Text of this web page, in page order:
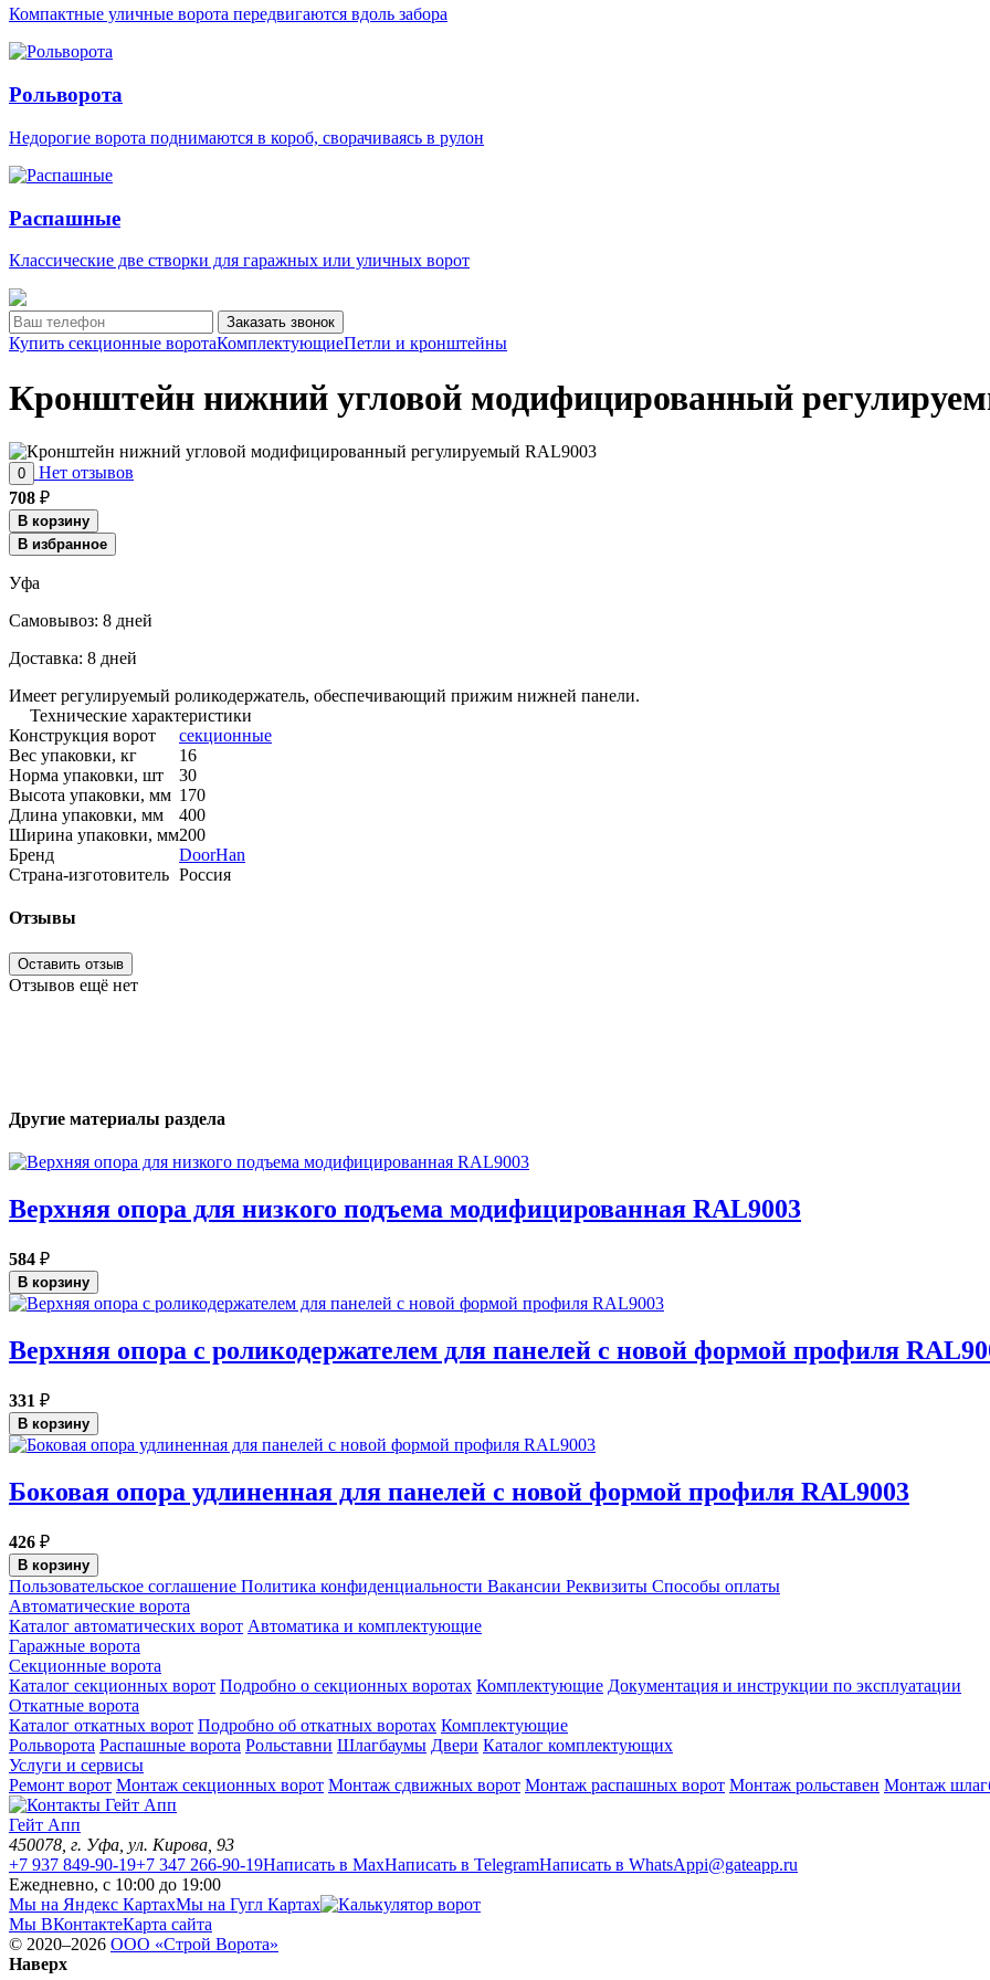
Компактные уличные ворота передвигаются вдоль забора
Рольворота
Недорогие ворота поднимаются в короб, сворачиваясь в рулон
Распашные
Классические две створки для гаражных или уличных ворот
Заказать звонок
Купить секционные воротаКомплектующиеПетли и кронштейны
Кронштейн нижний угловой модифицированный
0
Нет отзывов
708 ₽
В корзину
В избранное
Уфа
Cамовывоз: 8 дней
Доставка: 8 дней
Имеет регулируемый роликодержатель, обеспечивающий прижим нижней панели.
Технические характеристики
Конструкция ворот
секционные
Вес упаковки, кг
16
Норма упаковки, шт
30
Высота упаковки, мм 170
Длина упаковки, мм
400
Ширина упаковки, мм200
Бренд
DoorHan
Страна-изготовитель Россия
Отзывы
Оставить отзыв
Отзывов ещё нет
Другие материалы раздела
Верхняя опора для низкого подъема модифицированная RAL9003
584 ₽
В корзину
Верхняя опора с роликодержателем для панелей с новой формой профиля
331 ₽
В корзину
Боковая опора удлиненная для панелей с новой формой профиля RAL9003
426 ₽
В корзину
Пользовательское соглашение Политика конфиденциальности Вакансии Реквизиты Способы оплаты
Автоматические ворота
Каталог автоматических ворот Автоматика и комплектующие
Гаражные ворота
Секционные ворота
Каталог секционных ворот Подробно о секционных воротах Комплектующие Документация и инструкции по эксплуатации
Откатные ворота
Каталог откатных ворот Подробно об откатных воротах Комплектующие
Рольворота Распашные ворота Рольставни Шлагбаумы Двери Каталог комплектующих
Услуги и сервисы
Ремонт ворот Монтаж секционных ворот Монтаж сдвижных ворот Монтаж распашных ворот Монтаж рольставен Монтаж
Гейт Апп
450078 , г. Уфа ул. Кирова, 93
+7 937 849-90-19+7 347 266-90-19Написать в MaxНаписать в TelegramНаписать в WhatsAppi@gateapp.ru
Ежедневно, с 10:00 до 19:00
Мы на Яндекс КартахМы на Гугл Картах
Мы ВКонтактеКарта сайта
© 2020–2026 OOO «Строй Ворота»
Наверх